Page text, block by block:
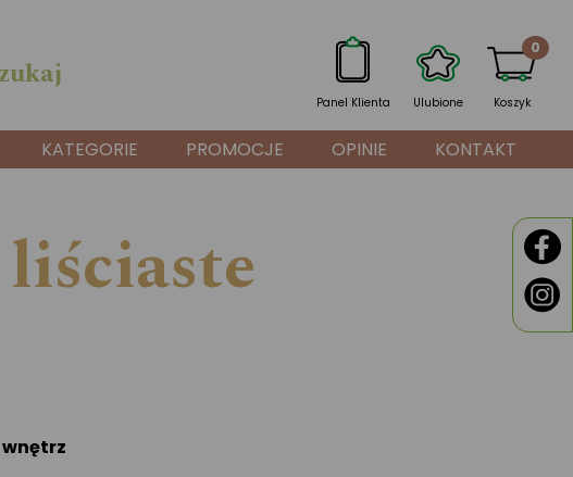
Panel Klienta Ulubione Koszyk
0
KATEGORIE PROMOCJE OPINIE KONTAKT